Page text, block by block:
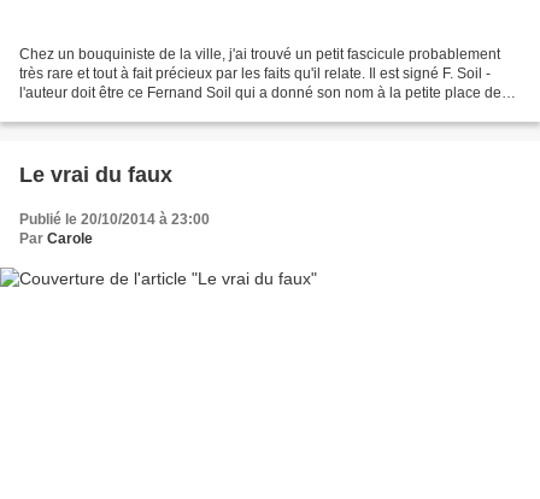
Chez un bouquiniste de la ville, j'ai trouvé un petit fascicule probablement
très rare et tout à fait précieux par les faits qu'il relate. Il est signé F. Soil -
l'auteur doit être ce Fernand Soil qui a donné son nom à la petite place des
Le vrai du faux
Publié le 20/10/2014 à 23:00
Par Carole